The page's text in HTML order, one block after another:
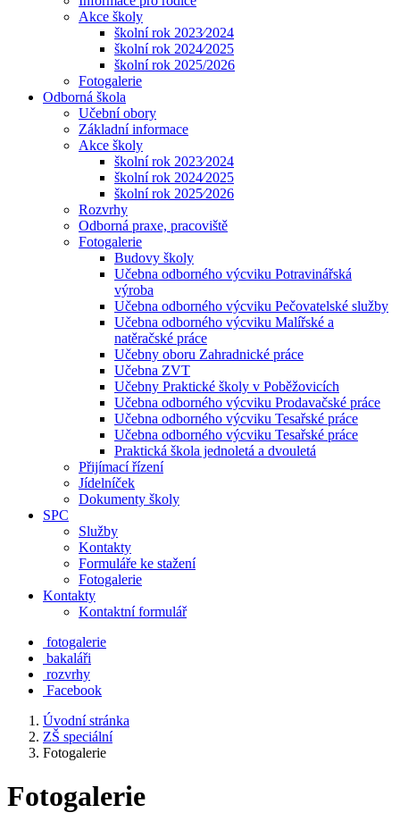
Akce školy
školní rok 2023⁄2024
školní rok 2024⁄2025
školní rok 2025/2026
Fotogalerie
Odborná škola
Učební obory
Základní informace
Akce školy
školní rok 2023⁄2024
školní rok 2024⁄2025
školní rok 2025⁄2026
Rozvrhy
Odborná praxe, pracoviště
Fotogalerie
Budovy školy
Učebna odborného výcviku Potravinářská
výroba
Učebna odborného výcviku Pečovatelské služby
Učebna odborného výcviku Malířské a
natěračské práce
Učebny oboru Zahradnické práce
Učebna ZVT
Učebny Praktické školy v Poběžovicích
Učebna odborného výcviku Prodavačské práce
Učebna odborného výcviku Tesařské práce
Učebna odborného výcviku Tesařské práce
Praktická škola jednoletá a dvouletá
Přijímací řízení
Jídelníček
Dokumenty školy
SPC
Služby
Kontakty
Formuláře ke stažení
Fotogalerie
Kontakty
Kontaktní formulář
fotogalerie
bakaláři
rozvrhy
Facebook
Úvodní stránka
ZŠ speciální
Fotogalerie
Fotogalerie